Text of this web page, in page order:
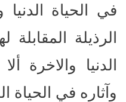
في الحياة
الرذيلة المقابلة
الدنيا والاخرة
وآثاره في الحياة